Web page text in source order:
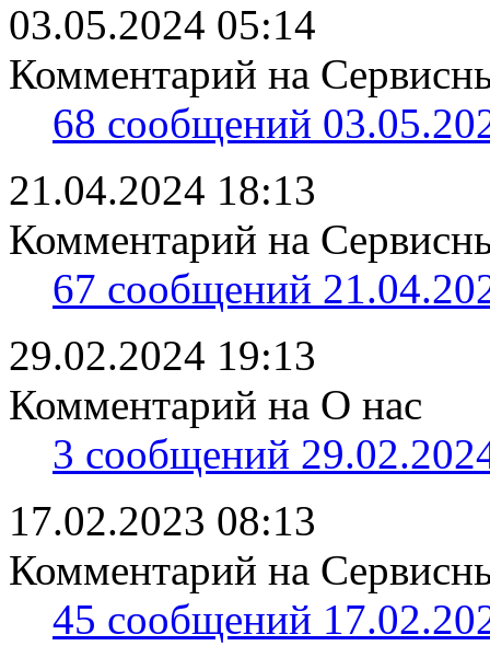
03.05.2024 05:14
Комментарий на
68 сообщений
21.04.2024 18:13
Комментарий на
67 сообщений
29.02.2024 19:13
Комментарий на О нас
3 сообщений
17.02.2023 08:13
Комментарий на
45 сообщений